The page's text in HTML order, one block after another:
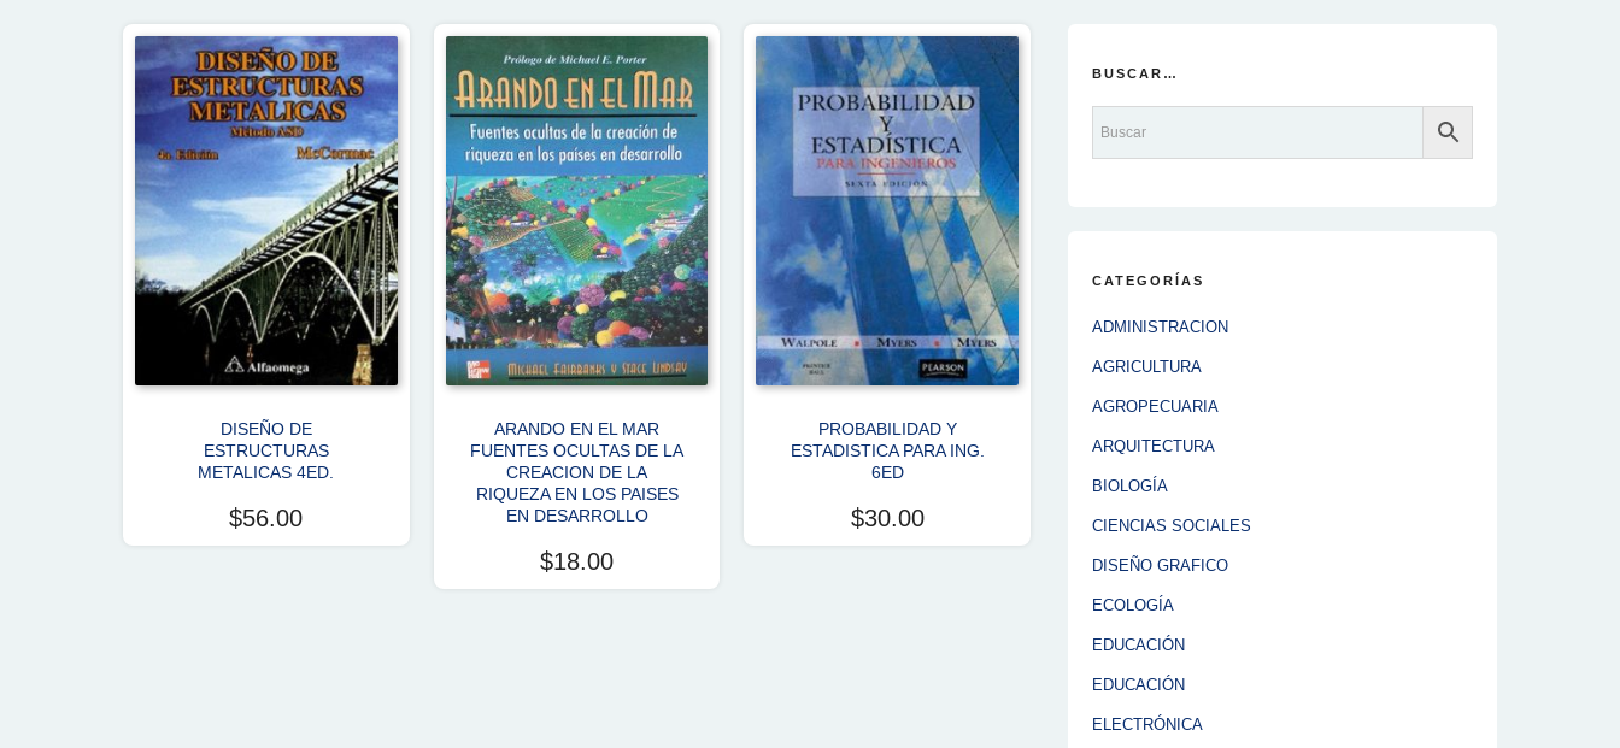
DISEÑO DE
ESTRUCTURAS
METALICAS 4ED.
$56.00
ARANDO EN EL MAR
FUENTES OCULTAS DE LA
CREACION DE LA
RIQUEZA EN LOS PAISES
EN DESARROLLO
$18.00
PROBABILIDAD Y
ESTADISTICA PARA ING.
6ED
$30.00
BUSCAR…
CATEGORÍAS
ADMINISTRACION
AGRICULTURA
AGROPECUARIA
ARQUITECTURA
BIOLOGÍA
CIENCIAS SOCIALES
DISEÑO GRAFICO
ECOLOGÍA
EDUCACIÓN
EDUCACIÓN
ELECTRÓNICA